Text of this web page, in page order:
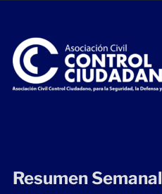
Resumen Semanal